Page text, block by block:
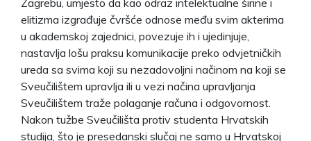
elitizma izgrađuje čvršće odnose među svim akterima
u akademskoj zajednici, povezuje ih i ujedinjuje,
nastavlja lošu praksu komunikacije preko odvjetničkih
ureda sa svima koji su nezadovoljni načinom na koji se
Sveučilištem upravlja ili u vezi načina upravljanja
Sveučilištem traže polaganje računa i odgovornost.
Nakon tužbe Sveučilišta protiv studenta Hrvatskih
studija, što je presedanski slučaj ne samo u Hrvatskoj